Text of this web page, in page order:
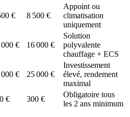
€ 8 500 €
Appoint ou
climatisation
uniquement
000 € 16 000 €
Solution
polyvalente
chauffage + ECS
000 € 25 000 €
Investissement
élevé, rendement
maximal
€ 300 €
Obligatoire tous
les 2 ans minimum